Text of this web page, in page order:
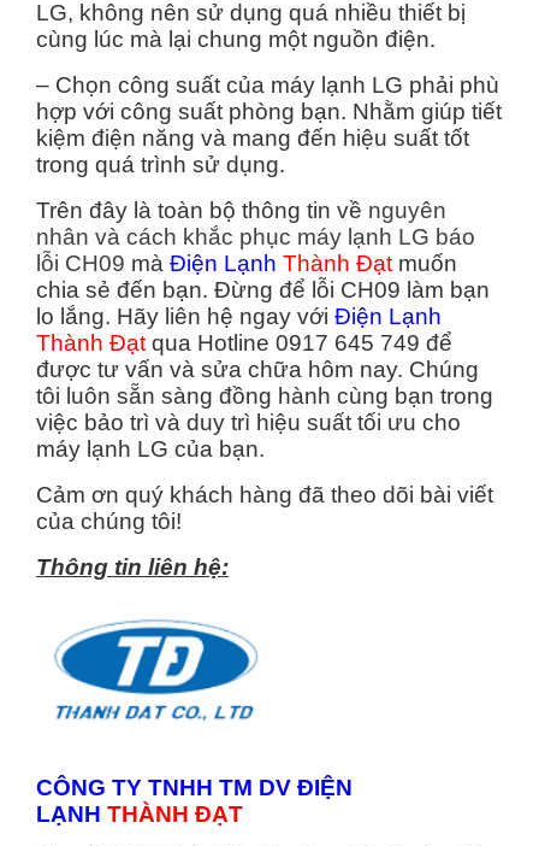
LG, không nên sử dụng quá nhiều thiết bị
cùng lúc mà lại chung một nguồn điện.
– Chọn công suất của máy lạnh LG phải phù
hợp với công suất phòng bạn. Nhằm giúp tiết
kiệm điện năng và mang đến hiệu suất tốt
trong quá trình sử dụng.
Trên đây là toàn bộ thông tin về nguyên
nhân và cách khắc phục máy lạnh LG báo
lỗi CH09 mà Điện Lạnh Thành Đạt muốn
chia sẻ đến bạn. Đừng để lỗi CH09 làm bạn
lo lắng. Hãy liên hệ ngay với Điện Lạnh
Thành Đạt qua Hotline 0917 645 749 để
được tư vấn và sửa chữa hôm nay. Chúng
tôi luôn sẵn sàng đồng hành cùng bạn trong
việc bảo trì và duy trì hiệu suất tối ưu cho
máy lạnh LG của bạn.
Cảm ơn quý khách hàng đã theo dõi bài viết
của chúng tôi!
Thông tin liên hệ:
CÔNG TY TNHH TM DV ĐIỆN
LẠNH THÀNH ĐẠT